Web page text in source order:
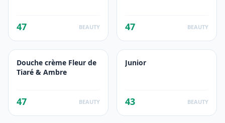
47 BEAUTY 47 BEAUTY
Douche crème Fleur de
Tiaré & Ambre
47 BEAUTY
Junior
43 BEAUTY